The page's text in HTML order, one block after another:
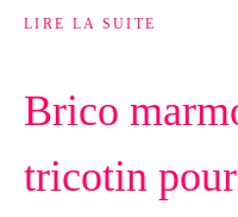
LIRE LA SUITE
Brico
tricotin